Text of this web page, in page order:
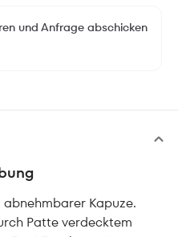
und Anfrage abschicken
Kapuze.
Patte verdecktem